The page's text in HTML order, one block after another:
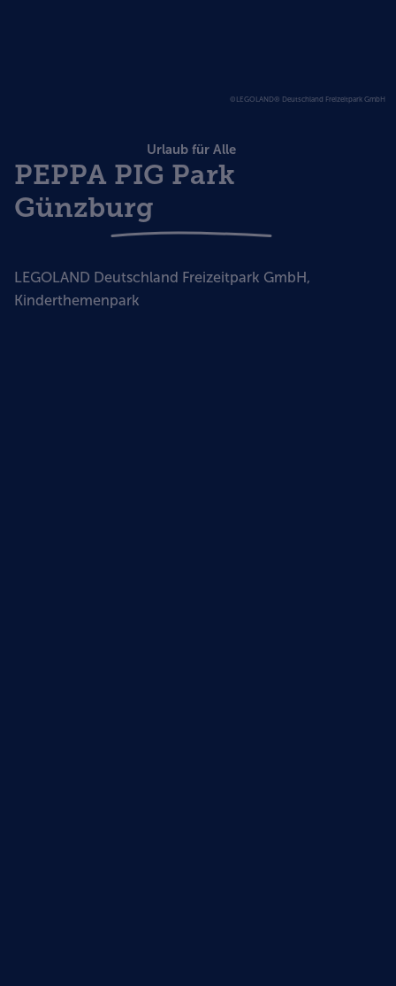
©LEGOLAND® Deutschland Freizeitpark GmbH
Urlaub für Alle
PEPPA PIG Park
Günzburg
LEGOLAND Deutschland Freizeitpark GmbH,
Kinderthemenpark